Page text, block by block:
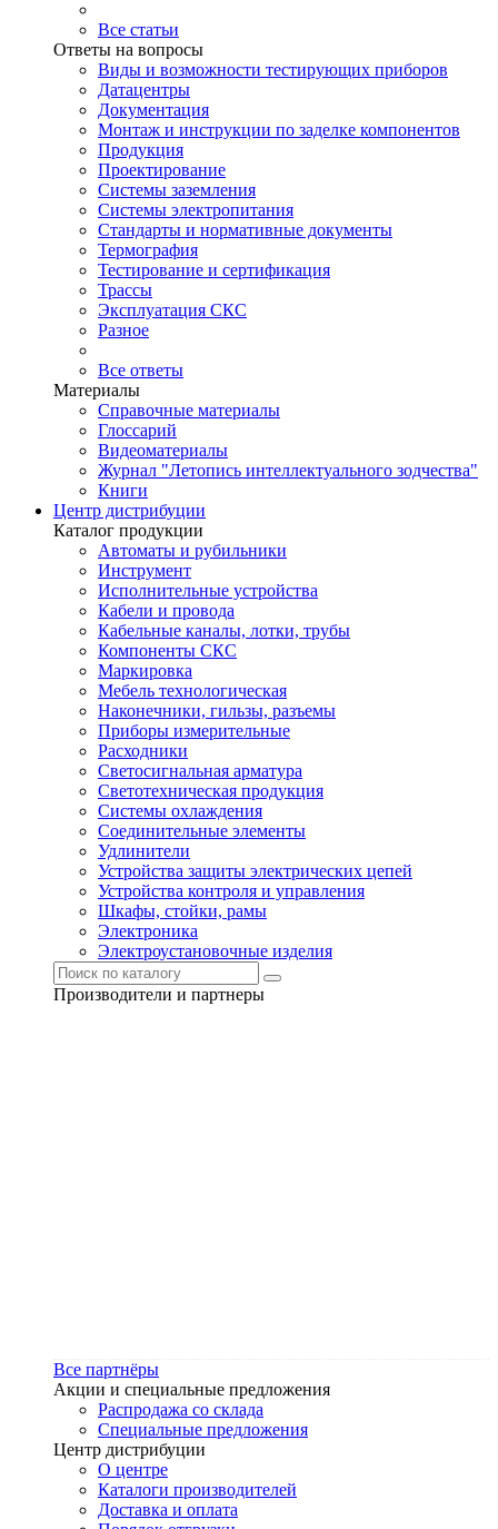
Все статьи
Ответы на вопросы
Виды и возможности тестирующих приборов
Датацентры
Документация
Монтаж и инструкции по заделке компонентов
Продукция
Проектирование
Системы заземления
Системы электропитания
Стандарты и нормативные документы
Термография
Тестирование и сертификация
Трассы
Эксплуатация СКС
Разное
Все ответы
Материалы
Справочные материалы
Глоссарий
Видеоматериалы
Журнал "Летопись интеллектуального зодчества"
Книги
Центр дистрибуции
Каталог продукции
Автоматы и рубильники
Инструмент
Исполнительные устройства
Кабели и провода
Кабельные каналы, лотки, трубы
Компоненты СКС
Маркировка
Мебель технологическая
Наконечники, гильзы, разъемы
Приборы измерительные
Расходники
Светосигнальная арматура
Светотехническая продукция
Системы охлаждения
Соединительные элементы
Удлинители
Устройства защиты электрических цепей
Устройства контроля и управления
Шкафы, стойки, рамы
Электроника
Электроустановочные изделия
Производители и партнеры
Все партнёры
Акции и специальные предложения
Распродажа со склада
Специальные предложения
Центр дистрибуции
О центре
Каталоги производителей
Доставка и оплата